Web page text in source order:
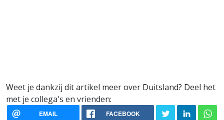
Weet je dankzij dit artikel meer over Duitsland? Deel het
met je collega's en vrienden:
EMAIL FACEBOOK